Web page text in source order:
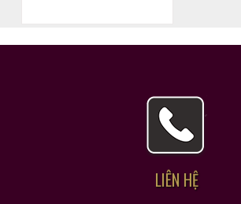
LIÊN HỆ